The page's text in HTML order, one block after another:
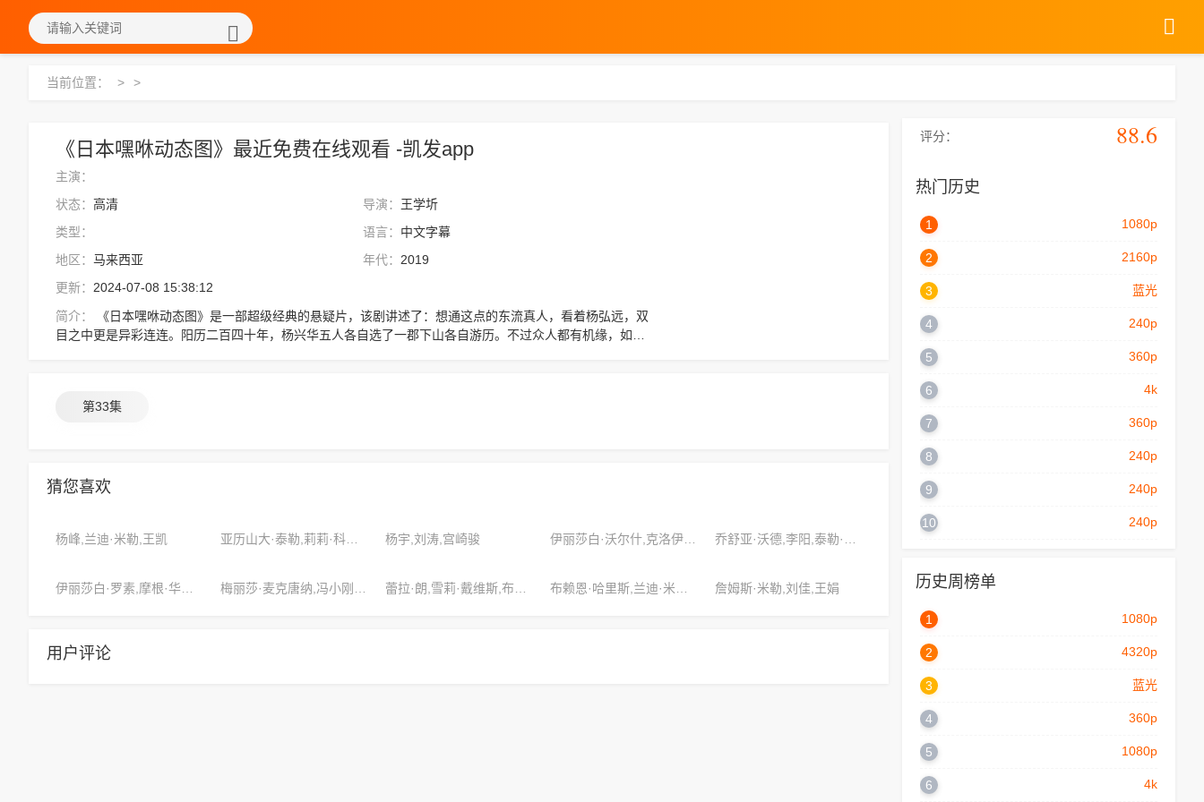
当前位置： > >
《日本嘿咻动态图》最近免费在线观看 -凯发app
主演：
状态： 高清 导演： 王学圻
类型：
语言： 中文字幕
地区： 马来西亚 年代： 2019
更新： 2024-07-08 15:38:12
简介：
目之中更是异彩连连。阳历二百四十年，杨兴华五人各自选了一郡下山各自游历。不过众人都有机缘，如今
第33集
猜您喜欢
杨峰,兰迪·米勒,王凯 杨宇,刘涛,宫崎骏
詹姆斯·米勒,刘佳,王娟
用户评论
评分： 88.6
热门历史
1 1080p
2 2160p
3 蓝光
4 240p
5 360p
6 4k
7 360p
8 240p
9 240p
10 240p
历史周榜单
1 1080p
2 4320p
3 蓝光
4 360p
5 1080p
6 4k